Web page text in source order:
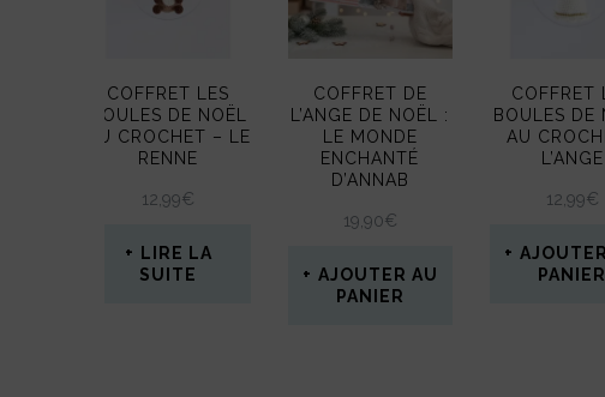
COFFRET LES
BOULES DE NOËL
AU CROCHET – LE
RENNE
12,99€
LIRE LA
SUITE
COFFRET DE
L’ANGE DE NOËL :
LE MONDE
ENCHANTÉ
D’ANNAB
19,90€
AJOUTER AU
PANIER
COFFRET
BOULES DE
AU
L’ANGE
12,99€
PANIER